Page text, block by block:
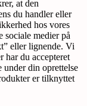
at den
du handler eller
hos vores
sociale medier på
eller lignende. Vi
har du accepteret
under din oprettelse
er tilknyttet